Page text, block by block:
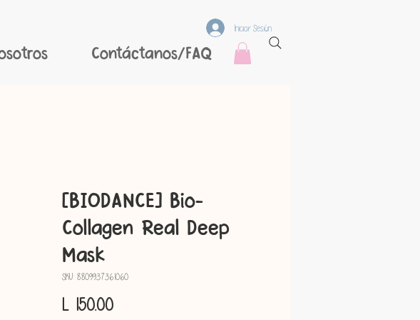
Contáctanos/FAQ
Iniciar Sesión
[BIODANCE] Bio-
Collagen Real Deep
Mask
SKU: 8809937361060
L 150.00Precio